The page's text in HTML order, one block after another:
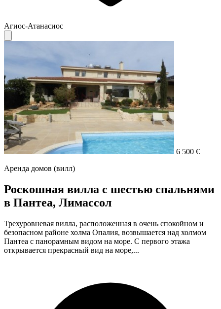
Агиос-Атанасиос
6 500 €
Аренда домов (вилл)
Роскошная вилла с шестью спальнями
в Пантеа, Лимассол
Трехуровневая вилла, расположенная в очень спокойном и
безопасном районе холма Опалия, возвышается над холмом
Пантеа с панорамным видом на море. С первого этажа
открывается прекрасный вид на море,...